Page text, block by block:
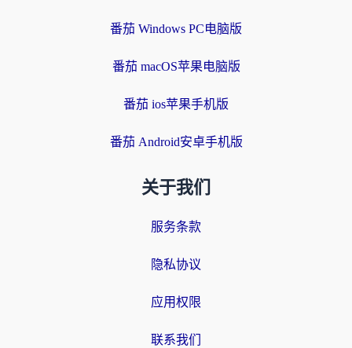
番茄 Windows PC电脑版
番茄 macOS苹果电脑版
番茄 ios苹果手机版
番茄 Android安卓手机版
关于我们
服务条款
隐私协议
应用权限
联系我们